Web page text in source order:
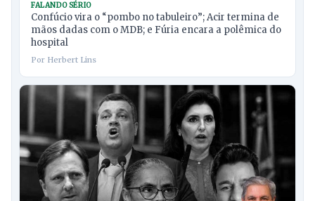
FALANDO SÉRIO
Confúcio vira o “pombo no tabuleiro”; Acir termina de
mãos dadas com o MDB; e Fúria encara a polêmica do
hospital
Por Herbert Lins